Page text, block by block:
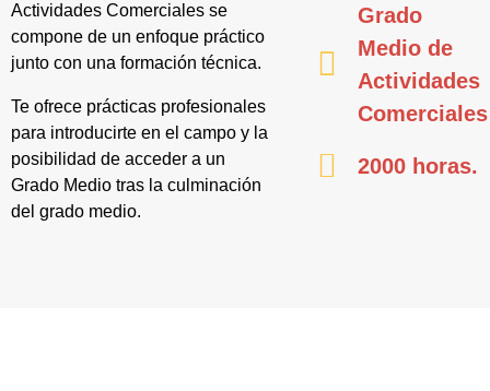
Actividades Comerciales se
compone de un enfoque práctico
junto con una formación técnica.
Te ofrece prácticas profesionales
para introducirte en el campo y la
posibilidad de acceder a un
Grado Medio tras la culminación
del grado medio.
Grado
Medio de
Actividades
Comerciales
2000 horas.